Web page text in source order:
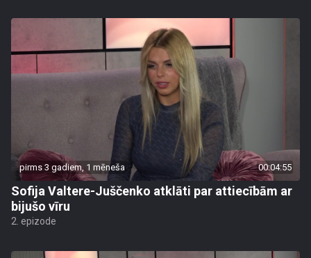
pirms 3 gadiem, 1 mēneša 00:04:55
Sofija Valtere-Juščenko atklāti par attiecībām ar
bijušo vīru
2. epizode